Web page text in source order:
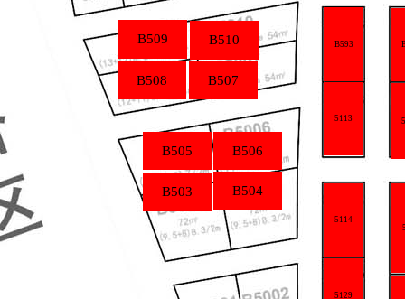
B593
5113
5114
5129
B503 B504
B505 B506
B507
B508
B509 B510